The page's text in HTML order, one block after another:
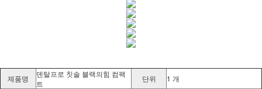
제품명
덴탈프로 칫솔 블랙의힘 컴팩
트
단위
1 개